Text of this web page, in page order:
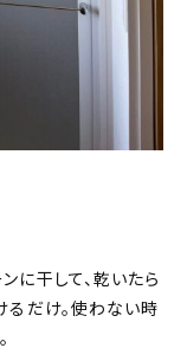
に干して、乾いたら
るだけ。使わない時